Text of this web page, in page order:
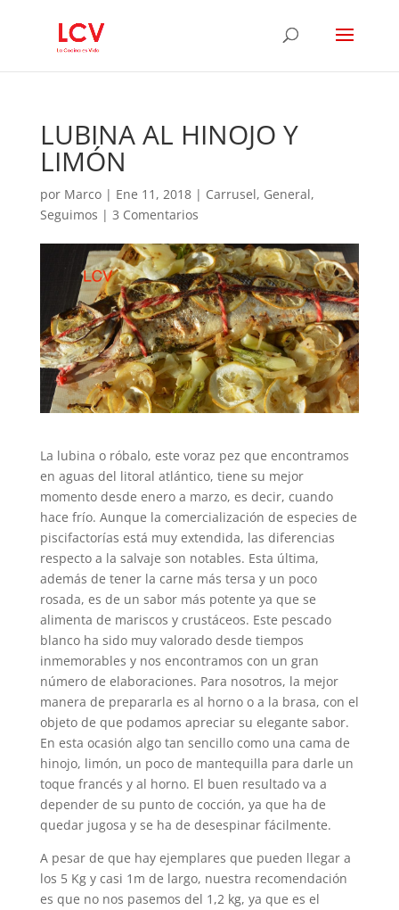
LUBINA AL HINOJO Y
LIMÓN
por Marco| Ene 11, 2018| Carrusel, General,
Seguimos | 3 Comentarios
La lubina o róbalo, este voraz pez que encontramos
en aguas del litoral atlántico, tiene su mejor
momento desde enero a marzo, es decir, cuando
hace frío. Aunque la comercialización de especies de
piscifactorías está muy extendida, las diferencias
respecto a la salvaje son notables. Esta última,
además de tener la carne más tersa y un poco
rosada, es de un sabor más potente ya que se
alimenta de mariscos y crustáceos. Este pescado
blanco ha sido muy valorado desde tiempos
inmemorables y nos encontramos con un gran
número de elaboraciones. Para nosotros, la mejor
manera de prepararla es al horno o a la brasa, con el
objeto de que podamos apreciar su elegante sabor.
En esta ocasión algo tan sencillo como una cama de
hinojo, limón, un poco de mantequilla para darle un
toque francés y al horno. El buen resultado va a
depender de su punto de cocción, ya que ha de
quedar jugosa y se ha de desespinar fácilmente.
A pesar de que hay ejemplares que pueden llegar a
los 5 Kg y casi 1m de largo, nuestra recomendación
es que no nos pasemos del 1,2 kg, ya que es el